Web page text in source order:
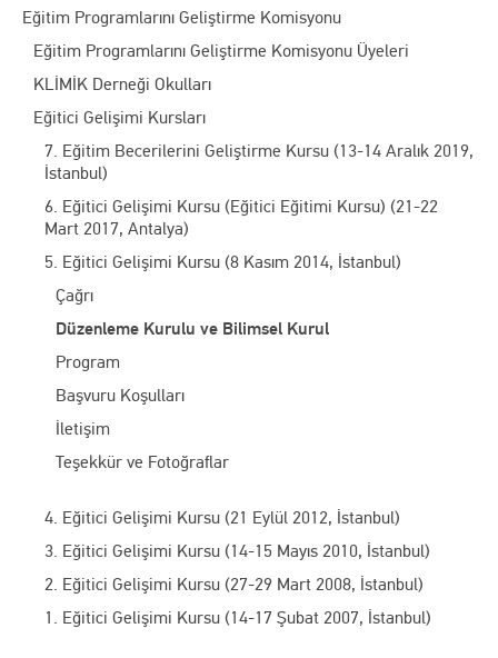
Eğitim Programlarını Geliştirme Komisyonu
Eğitim Programlarını Geliştirme Komisyonu Üyeleri
KLİMİK Derneği Okulları
Eğitici Gelişimi Kursları
7. Eğitim Becerilerini Geliştirme Kursu (13-14 Aralık 2019,
İstanbul)
6. Eğitici Gelişimi Kursu (Eğitici Eğitimi Kursu) (21-22
Mart 2017, Antalya)
5. Eğitici Gelişimi Kursu (8 Kasım 2014, İstanbul)
Çağrı
Düzenleme Kurulu ve Bilimsel Kurul
Program
Başvuru Koşulları
İletişim
Teşekkür ve Fotoğraflar
4. Eğitici Gelişimi Kursu (21 Eylül 2012, İstanbul)
3. Eğitici Gelişimi Kursu (14-15 Mayıs 2010, İstanbul)
2. Eğitici Gelişimi Kursu (27-29 Mart 2008, İstanbul)
1. Eğitici Gelişimi Kursu (14-17 Şubat 2007, İstanbul)